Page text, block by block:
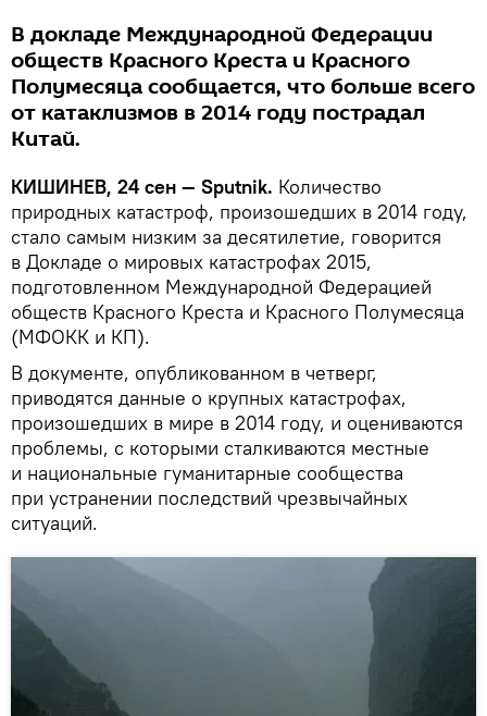
В докладе Международной Федерации
обществ Красного Креста и Красного
Полумесяца сообщается, что больше всего
от катаклизмов в 2014 году пострадал
Китай.
КИШИНЕВ, 24 сен — Sputnik. Количество
природных катастроф, произошедших в 2014 году,
стало самым низким за десятилетие, говорится
в Докладе о мировых катастрофах 2015,
подготовленном Международной Федерацией
обществ Красного Креста и Красного Полумесяца
(МФОКК и КП).
В документе, опубликованном в четверг,
приводятся данные о крупных катастрофах,
произошедших в мире в 2014 году, и оцениваются
проблемы, с которыми сталкиваются местные
и национальные гуманитарные сообщества
при устранении последствий чрезвычайных
ситуаций.